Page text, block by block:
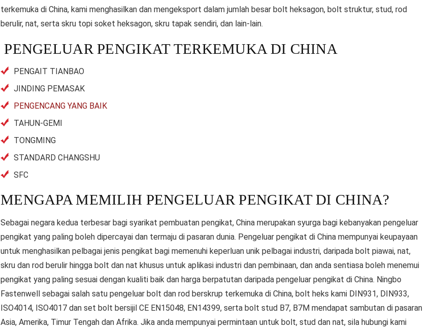
terkemuka di China, kami menghasilkan dan mengeksport dalam jumlah besar bolt heksagon, bolt struktur, stud, rod
berulir, nat, serta skru topi soket heksagon, skru tapak sendiri, dan lain-lain.
PENGELUAR PENGIKAT TERKEMUKA DI CHINA
PENGAIT TIANBAO
JINDING PEMASAK
PENGENCANG YANG BAIK
TAHUN-GEMI
TONGMING
STANDARD CHANGSHU
SFC
MENGAPA MEMILIH PENGELUAR PENGIKAT DI CHINA?
Sebagai negara kedua terbesar bagi syarikat pembuatan pengikat, China merupakan syurga bagi kebanyakan pengeluar
pengikat yang paling boleh dipercayai dan termaju di pasaran dunia. Pengeluar pengikat di China mempunyai keupayaan
untuk menghasilkan pelbagai jenis pengikat bagi memenuhi keperluan unik pelbagai industri, daripada bolt piawai, nat,
skru dan rod berulir hingga bolt dan nat khusus untuk aplikasi industri dan pembinaan, dan anda sentiasa boleh menemui
pengikat yang paling sesuai dengan kualiti baik dan harga berpatutan daripada pengeluar pengikat di China. Ningbo
Fastenwell sebagai salah satu pengeluar bolt dan rod berskrup terkemuka di China, bolt heks kami DIN931, DIN933,
ISO4014, ISO4017 dan set bolt bersijil CE EN15048, EN14399, serta bolt stud B7, B7M mendapat sambutan di pasaran
Asia, Amerika, Timur Tengah dan Afrika. Jika anda mempunyai permintaan untuk bolt, stud dan nat, sila hubungi kami